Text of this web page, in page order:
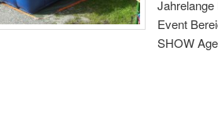
Event
SHOW